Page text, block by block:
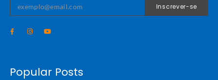
Inscrever-se
Popular Posts